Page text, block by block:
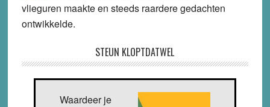
vlieguren maakte en steeds raardere gedachten
ontwikkelde.
STEUN KLOPTDATWEL
Waardeer je